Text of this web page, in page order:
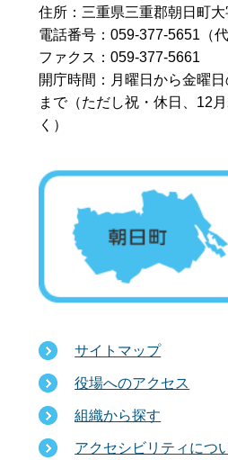
住所：三重県三重郡朝日町
電話番号：059-377-5651（代
ファクス：059-377-5661
開庁時間：月曜日から金曜
まで（ただし祝・休日、12
く）
サイトマップ
役場へのアクセス
組織から探す
アクセシビリティにつ